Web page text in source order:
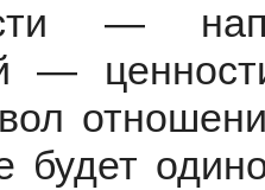
—
—
будет